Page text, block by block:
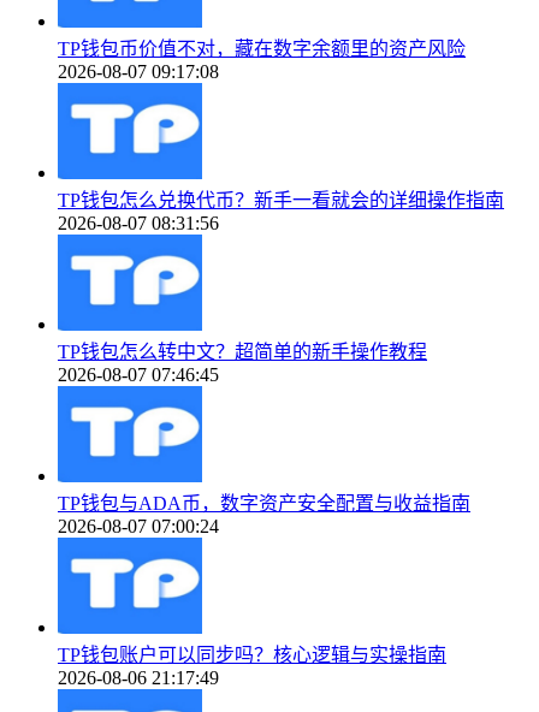
TP钱包币价值不对，藏在数字余额里的资产风险
2026-08-07 09:17:08
TP钱包怎么兑换代币？新手一看就会的详细操作指南
2026-08-07 08:31:56
TP钱包怎么转中文？超简单的新手操作教程
2026-08-07 07:46:45
TP钱包与ADA币，数字资产安全配置与收益指南
2026-08-07 07:00:24
TP钱包账户可以同步吗？核心逻辑与实操指南
2026-08-06 21:17:49